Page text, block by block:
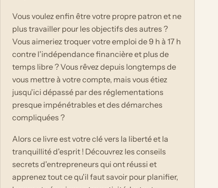
Vous voulez enfin être votre propre patron et ne
plus travailler pour les objectifs des autres ?
Vous aimeriez troquer votre emploi de 9 h à 17 h
contre l'indépendance financière et plus de
temps libre ? Vous rêvez depuis longtemps de
vous mettre à votre compte, mais vous étiez
jusqu'ici dépassé par des réglementations
presque impénétrables et des démarches
compliquées ?
Alors ce livre est votre clé vers la liberté et la
tranquillité d'esprit ! Découvrez les conseils
secrets d'entrepreneurs qui ont réussi et
apprenez tout ce qu'il faut savoir pour planifier,